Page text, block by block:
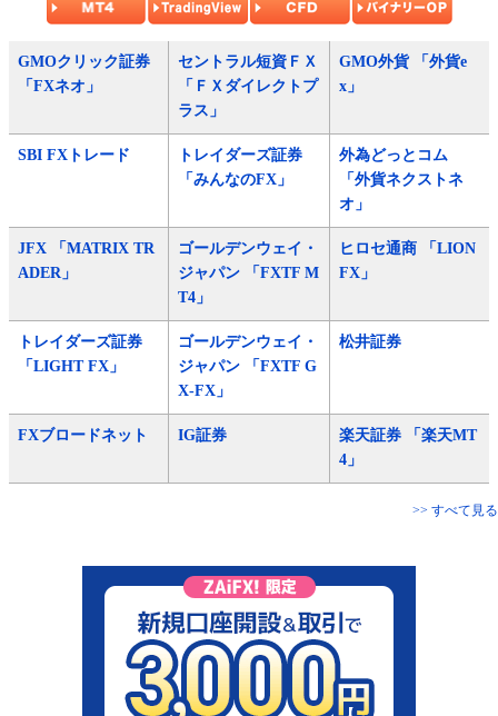
GMOクリック証券
「FXネオ」
セントラル短資ＦＸ
「ＦＸダイレクトプ
ラス」
GMO外貨 「外貨e
x」
SBI FXトレード
トレイダーズ証券
「みんなのFX」
外為どっとコム
「外貨ネクストネ
オ」
JFX 「MATRIX TR
ADER」
ゴールデンウェイ・
ジャパン 「FXTF M
T4」
ヒロセ通商 「LION
FX」
トレイダーズ証券
「LIGHT FX」
ゴールデンウェイ・
ジャパン 「FXTF G
X-FX」
松井証券
FXブロードネット IG証券
楽天証券 「楽天MT
4」
>> すべて見る